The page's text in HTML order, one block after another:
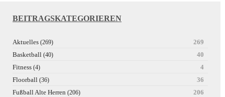
BEITRAGSKATEGORIEREN
Aktuelles (269)
269
Basketball (40)
40
Fitness (4)
4
Floorball (36)
36
Fußball Alte Herren (206)
206